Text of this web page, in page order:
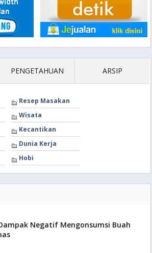
PENGETAHUAN ARSIP
Resep Masakan
Wisata
Kecantikan
Dunia Kerja
Hobi
Negatif Mengonsumsi Buah